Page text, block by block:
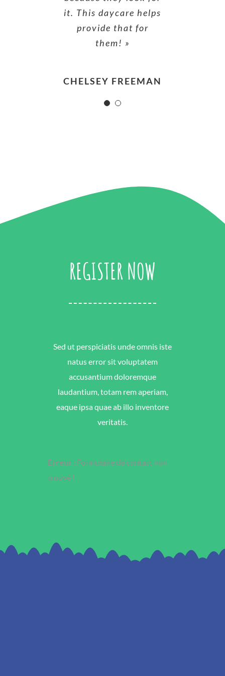
it. This daycare helps
provide that for
them! »
CHELSEY FREEMAN
making it easy. They
strive to help them for
themselves »
AGNES NOWAK
REGISTER NOW
Sed ut perspiciatis unde omnis iste
natus error sit voluptatem
accusantium doloremque
laudantium, totam rem aperiam,
eaque ipsa quae ab illo inventore
veritatis.
Erreur : Formulaire de contact non
trouvé !